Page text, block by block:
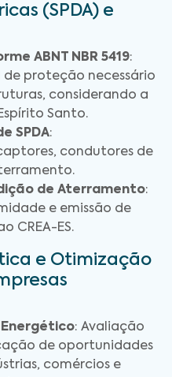
(SPDA) e
ABNT NBR 5419:
proteção necessário
considerando a
Santo.
SPDA:
condutores de
de Aterramento:
e emissão de
CREA-ES.
e Otimização
: Avaliação
de oportunidades
comércios e